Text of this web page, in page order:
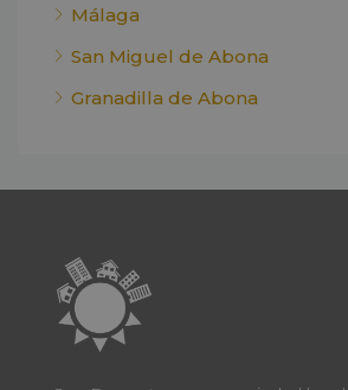
Málaga
San Miguel de Abona
Granadilla de Abona